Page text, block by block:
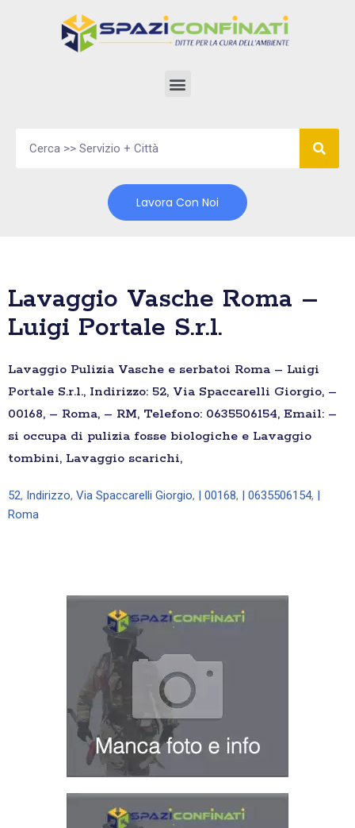
Lavora Con Noi
Lavaggio Vasche Roma –
Luigi Portale S.r.l.
Lavaggio Pulizia Vasche e serbatoi Roma – Luigi
Portale S.r.l., Indirizzo: 52, Via Spaccarelli Giorgio, –
00168, – Roma, – RM, Telefono: 0635506154, Email: –
si occupa di pulizia fosse biologiche e Lavaggio
tombini, Lavaggio scarichi,
52, Indirizzo, Via Spaccarelli Giorgio, | 00168, | 0635506154,
Roma